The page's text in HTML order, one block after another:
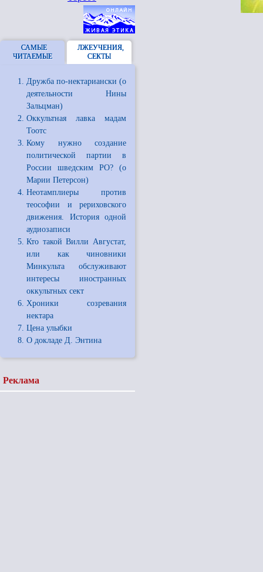
САМЫЕ
ЧИТАЕМЫЕ
ЛЖЕУЧЕНИЯ,
СЕКТЫ
Дружба по-нектариански (о
деятельности Нины
Зальцман)
Оккультная лавка мадам
Тоотс
Кому нужно создание
политической партии в
России шведским РО? (о
Марии Петерсон)
Неотамплиеры против
теософии и рериховского
движения. История одной
аудиозаписи
Кто такой Вилли Августат,
или как чиновники
Минкульта обслуживают
интересы иностранных
оккультных сект
Хроники созревания
нектара
Цена улыбки
О докладе Д. Энтина
Реклама